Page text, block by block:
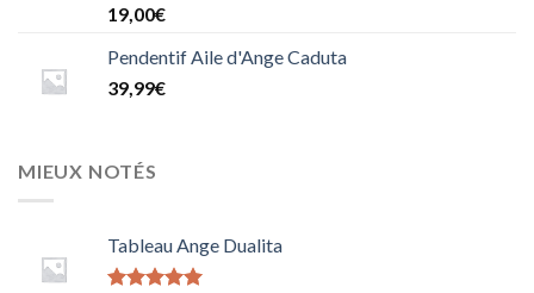
Note
4.6666666666666667
sur 5
19,00€
Pendentif Aile d'Ange Caduta
39,99€
MIEUX NOTÉS
Tableau Ange Dualita